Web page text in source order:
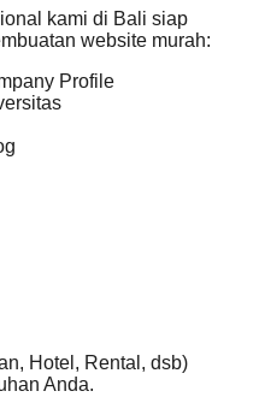
kami di Bali siap
website murah:
Profile
Hotel, Rental, dsb)
Anda.